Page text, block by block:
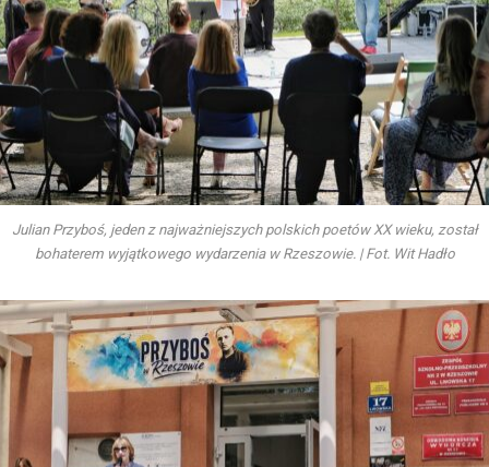
Julian Przyboś, jeden z najważniejszych polskich poetów XX wieku, został
bohaterem wyjątkowego wydarzenia w Rzeszowie. | Fot. Wit Hadło